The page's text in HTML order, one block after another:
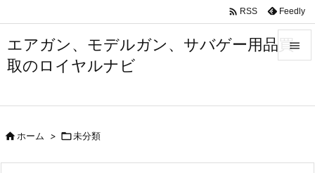
エアガン、モデルガン、サバゲー用品買
取のロイヤルナビ


前へ
 RSS Feedly
ホーム > 未分類